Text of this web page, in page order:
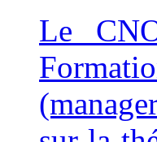
Le